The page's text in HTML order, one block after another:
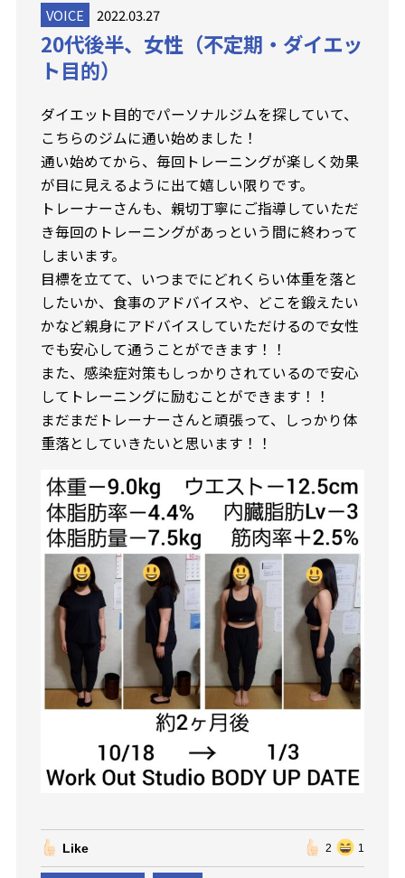
VOICE 2022.03.27
20代後半、女性（不定期・ダイエッ
ト目的）
ダイエット目的でパーソナルジムを探していて、
こちらのジムに通い始めました！
通い始めてから、毎回トレーニングが楽しく効果
が目に見えるように出て嬉しい限りです。
トレーナーさんも、親切丁寧にご指導していただ
き毎回のトレーニングがあっという間に終わって
しまいます。
目標を立てて、いつまでにどれくらい体重を落と
したいか、食事のアドバイスや、どこを鍛えたい
かなど親身にアドバイスしていただけるので女性
でも安心して通うことができます！！
また、感染症対策もしっかりされているので安心
してトレーニングに励むことができます！！
まだまだトレーナーさんと頑張って、しっかり体
重落としていきたいと思います！！
Like 2 1